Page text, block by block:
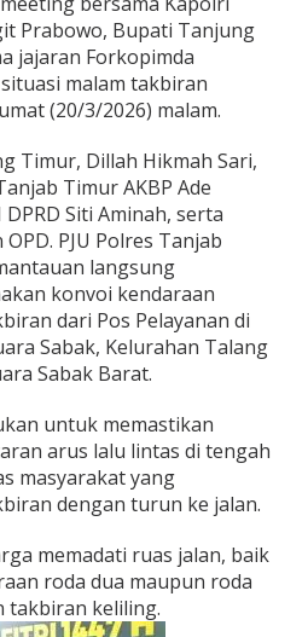
Prabowo, Bupati Tanjung
jajaran Forkopimda
malam takbiran
(20/3/2026) malam.
Timur, Dillah Hikmah Sari,
Timur AKBP Ade
Siti Aminah, serta
PJU Polres Tanjab
langsung
konvoi kendaraan
dari Pos Pelayanan di
Sabak, Kelurahan Talang
Sabak Barat.
untuk memastikan
arus lalu lintas di tengah
masyarakat yang
dengan turun ke jalan.
memadati ruas jalan, baik
roda dua maupun roda
takbiran keliling.